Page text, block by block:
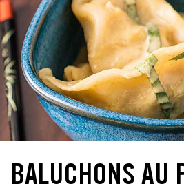
BALUCHONS AU